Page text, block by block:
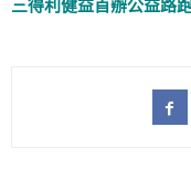
三得利健益首辦公益路